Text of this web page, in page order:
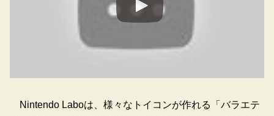
Nintendo Laboは、様々なトイコンが作れる「バラエテ